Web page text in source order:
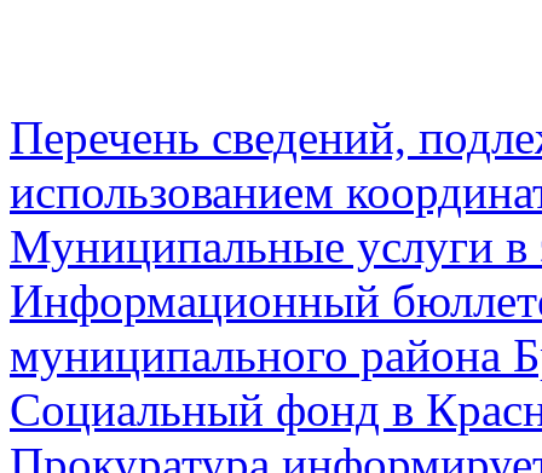
Перечень сведений,
использованием
Муниципальные услуги в
Информационный
муниципального района
Социальный фонд в